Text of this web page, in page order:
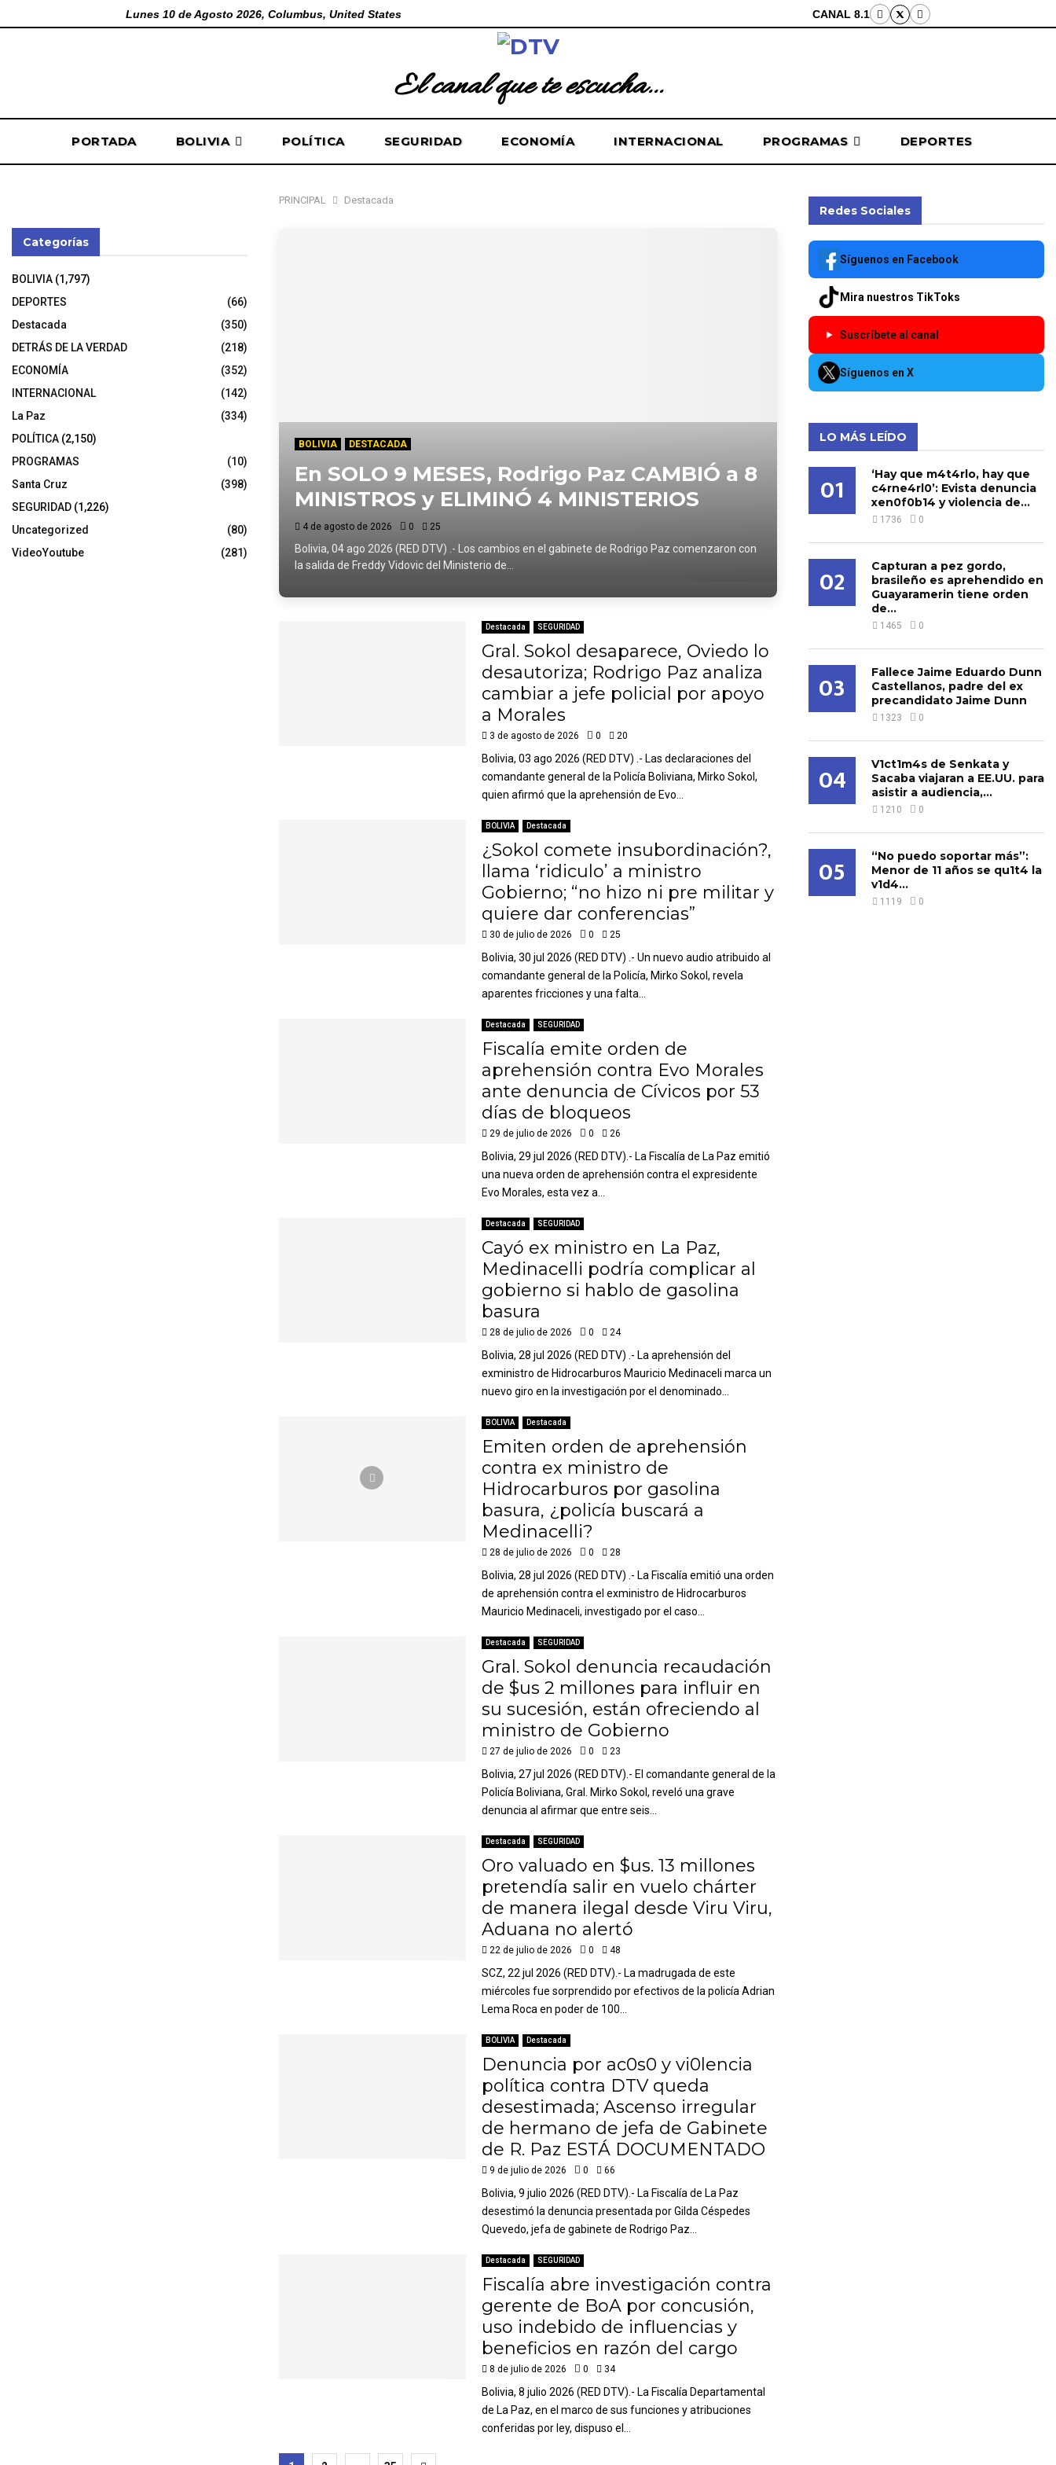
Lunes 10 de Agosto 2026, Columbus, United States CANAL 8.1
El canal que te escucha...
PORTADA BOLIVIA POLÍTICA SEGURIDAD ECONOMÍA INTERNACIONAL PROGRAMAS DEPORTES
PRINCIPAL Destacada
BOLIVIA DESTACADA
En SOLO 9 MESES, Rodrigo Paz CAMBIÓ a 8
MINISTROS y ELIMINÓ 4 MINISTERIOS
4 de agosto de 2026 0 25
Bolivia, 04 ago 2026 (RED DTV) .- Los cambios en el gabinete de Rodrigo Paz comenzaron con
la salida de Freddy Vidovic del Ministerio de...
Destacada SEGURIDAD
Gral. Sokol desaparece, Oviedo lo
desautoriza; Rodrigo Paz analiza
cambiar a jefe policial por apoyo
a Morales
3 de agosto de 2026 0 20
Bolivia, 03 ago 2026 (RED DTV) .- Las declaraciones del
comandante general de la Policía Boliviana, Mirko Sokol,
quien afirmó que la aprehensión de Evo...
BOLIVIA Destacada
¿Sokol comete insubordinación?,
llama ‘ridiculo’ a ministro
Gobierno; “no hizo ni pre militar y
quiere dar conferencias”
30 de julio de 2026 0 25
Bolivia, 30 jul 2026 (RED DTV) .- Un nuevo audio atribuido al
comandante general de la Policía, Mirko Sokol, revela
aparentes fricciones y una falta...
Destacada SEGURIDAD
Fiscalía emite orden de
aprehensión contra Evo Morales
ante denuncia de Cívicos por 53
días de bloqueos
29 de julio de 2026 0 26
Bolivia, 29 jul 2026 (RED DTV).- La Fiscalía de La Paz emitió
una nueva orden de aprehensión contra el expresidente
Evo Morales, esta vez a...
Destacada SEGURIDAD
Cayó ex ministro en La Paz,
Medinacelli podría complicar al
gobierno si hablo de gasolina
basura
28 de julio de 2026 0 24
Bolivia, 28 jul 2026 (RED DTV) .- La aprehensión del
exministro de Hidrocarburos Mauricio Medinaceli marca un
nuevo giro en la investigación por el denominado...
BOLIVIA Destacada
Emiten orden de aprehensión
contra ex ministro de
Hidrocarburos por gasolina
basura, ¿policía buscará a
Medinacelli?
28 de julio de 2026 0 28
Bolivia, 28 jul 2026 (RED DTV) .- La Fiscalía emitió una orden
de aprehensión contra el exministro de Hidrocarburos
Mauricio Medinaceli, investigado por el caso...
Destacada SEGURIDAD
Gral. Sokol denuncia recaudación
de $us 2 millones para influir en
su sucesión, están ofreciendo al
ministro de Gobierno
27 de julio de 2026 0 23
Bolivia, 27 jul 2026 (RED DTV).- El comandante general de la
Policía Boliviana, Gral. Mirko Sokol, reveló una grave
denuncia al afirmar que entre seis...
Destacada SEGURIDAD
Oro valuado en $us. 13 millones
pretendía salir en vuelo chárter
de manera ilegal desde Viru Viru,
Aduana no alertó
22 de julio de 2026 0 48
SCZ, 22 jul 2026 (RED DTV).- La madrugada de este
miércoles fue sorprendido por efectivos de la policía Adrian
Lema Roca en poder de 100...
BOLIVIA Destacada
Denuncia por ac0s0 y vi0lencia
política contra DTV queda
desestimada; Ascenso irregular
de hermano de jefa de Gabinete
de R. Paz ESTÁ DOCUMENTADO
9 de julio de 2026 0 66
Bolivia, 9 julio 2026 (RED DTV).- La Fiscalía de La Paz
desestimó la denuncia presentada por Gilda Céspedes
Quevedo, jefa de gabinete de Rodrigo Paz...
Destacada SEGURIDAD
Fiscalía abre investigación contra
gerente de BoA por concusión,
uso indebido de influencias y
beneficios en razón del cargo
8 de julio de 2026 0 34
Bolivia, 8 julio 2026 (RED DTV).- La Fiscalía Departamental
de La Paz, en el marco de sus funciones y atribuciones
conferidas por ley, dispuso el...
Categorías
BOLIVIA (1,797)
DEPORTES
(66)
Destacada
(350)
DETRÁS DE LA VERDAD
(218)
ECONOMÍA
(352)
INTERNACIONAL
(142)
La Paz
(334)
POLÍTICA (2,150)
PROGRAMAS
(10)
Santa Cruz
(398)
SEGURIDAD (1,226)
Uncategorized
(80)
VideoYoutube
(281)
Redes Sociales
Síguenos en Facebook
Mira nuestros TikToks
Suscríbete al canal
Síguenos en X
LO MÁS LEÍDO
01
‘Hay que m4t4rlo, hay que
c4rne4rl0’: Evista denuncia
xen0f0b14 y violencia de...
1736 0
02
Capturan a pez gordo,
brasileño es aprehendido en
Guayaramerin tiene orden
de...
1465 0
03
Fallece Jaime Eduardo Dunn
Castellanos, padre del ex
precandidato Jaime Dunn
1323 0
04
V1ct1m4s de Senkata y
Sacaba viajaran a EE.UU. para
asistir a audiencia,...
1210 0
05
“No puedo soportar más”:
Menor de 11 años se qu1t4 la
v1d4...
1119 0